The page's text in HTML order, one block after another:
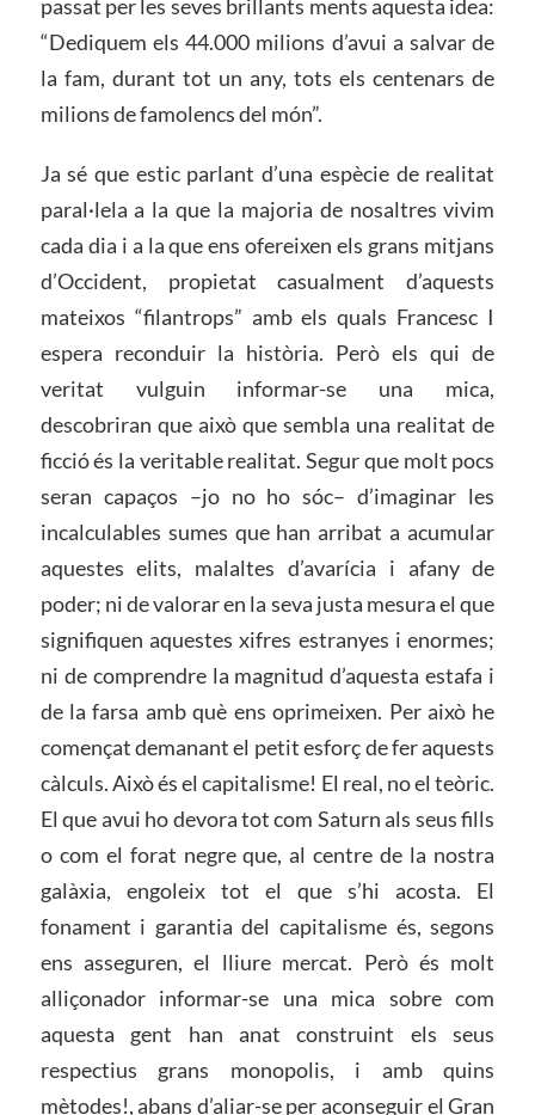
passat per les seves brillants ments aquesta idea:
“Dediquem els 44.000 milions d’avui a salvar de
la fam, durant tot un any, tots els centenars de
milions de famolencs del món”.
Ja sé que estic parlant d’una espècie de realitat
paral·lela a la que la majoria de nosaltres vivim
cada dia i a la que ens ofereixen els grans mitjans
d’Occident, propietat casualment d’aquests
mateixos “filantrops” amb els quals Francesc I
espera reconduir la història. Però els qui de
veritat vulguin informar-se una mica,
descobriran que això que sembla una realitat de
ficció és la veritable realitat. Segur que molt pocs
seran capaços –jo no ho sóc– d’imaginar les
incalculables sumes que han arribat a acumular
aquestes elits, malaltes d’avarícia i afany de
poder; ni de valorar en la seva justa mesura el que
signifiquen aquestes xifres estranyes i enormes;
ni de comprendre la magnitud d’aquesta estafa i
de la farsa amb què ens oprimeixen. Per això he
començat demanant el petit esforç de fer aquests
càlculs. Això és el capitalisme! El real, no el teòric.
El que avui ho devora tot com Saturn als seus fills
o com el forat negre que, al centre de la nostra
galàxia, engoleix tot el que s’hi acosta. El
fonament i garantia del capitalisme és, segons
ens asseguren, el lliure mercat. Però és molt
alliçonador informar-se una mica sobre com
aquesta gent han anat construint els seus
respectius grans monopolis, i amb quins
mètodes!, abans d’aliar-se per aconseguir el Gran